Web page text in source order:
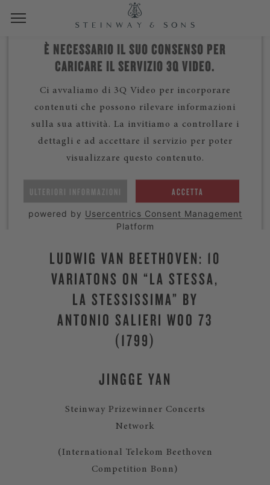
È NECESSARIO IL SUO CONSENSO PER
CARICARE IL SERVIZIO 3Q VIDEO.
Ci avvaliamo di 3Q Video per incorporare
contenuti che possono rilevare informazioni
sulla sua attività. La invitiamo a controllare i
dettagli e ad accettare il servizio per poter
visualizzare questo contenuto.
ULTERIORI INFORMAZIONI ACCETTA
powered by Usercentrics Consent Management
Platform
LUDWIG VAN BEETHOVEN: 10
VARIATONS ON “LA STESSA,
LA STESSISSIMA” BY
ANTONIO SALIERI WOO 73
(1799)
JINGGE YAN
Steinway Prizewinner Concerts
Network
(International Telekom Beethoven
Competition Bonn)